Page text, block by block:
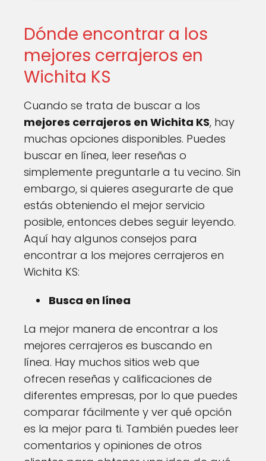
Dónde encontrar a los
mejores cerrajeros en
Wichita KS
Cuando se trata de buscar a los
mejores cerrajeros en Wichita KS, hay
muchas opciones disponibles. Puedes
buscar en línea, leer reseñas o
simplemente preguntarle a tu vecino. Sin
embargo, si quieres asegurarte de que
estás obteniendo el mejor servicio
posible, entonces debes seguir leyendo.
Aquí hay algunos consejos para
encontrar a los mejores cerrajeros en
Wichita KS:
Busca en línea
La mejor manera de encontrar a los
mejores cerrajeros es buscando en
línea. Hay muchos sitios web que
ofrecen reseñas y calificaciones de
diferentes empresas, por lo que puedes
comparar fácilmente y ver qué opción
es la mejor para ti. También puedes leer
comentarios y opiniones de otros